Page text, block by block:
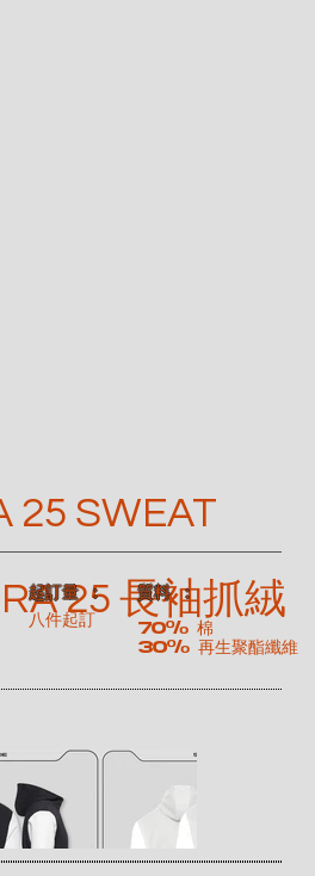
25 SWEAT
25 長袖抓絨
​起訂量 ：
八件起訂
​質料 ：
70% 棉
30% 再生聚酯纖維